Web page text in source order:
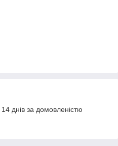
днів за домовленістю